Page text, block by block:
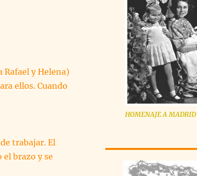
Rafael y Helena)
ellos. Cuando
trabajar. El
el brazo y se
HOMENAJE A MADRID